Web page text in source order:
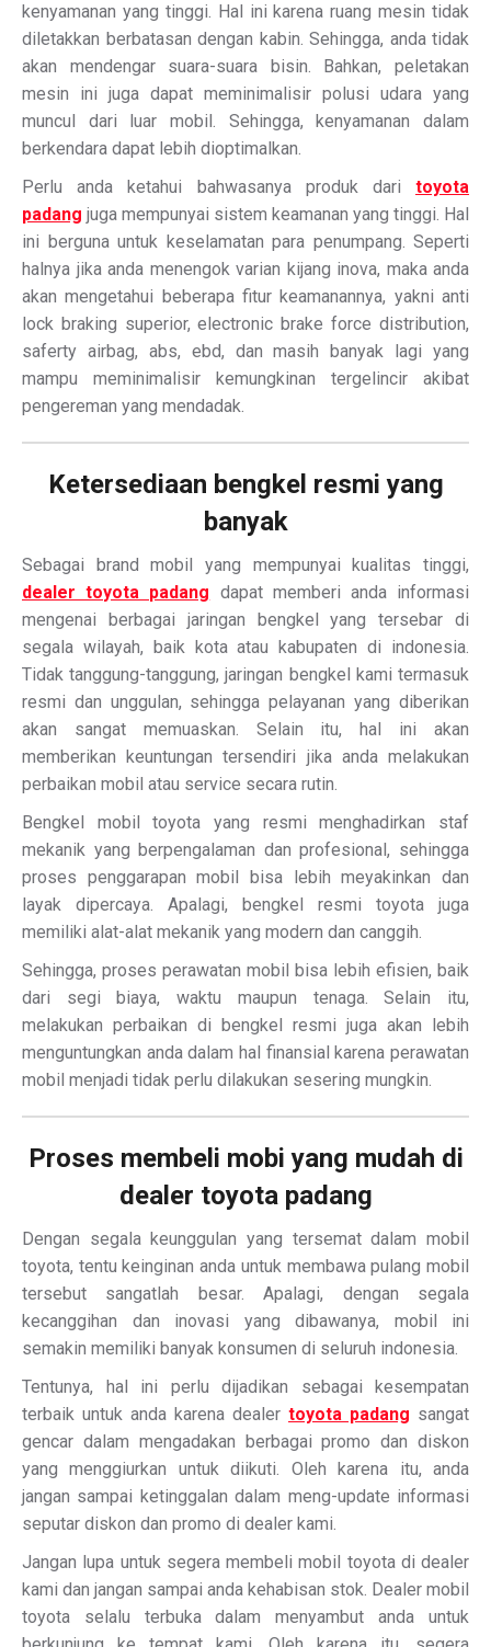
kenyamanan yang tinggi. Hal ini karena ruang mesin tidak
diletakkan berbatasan dengan kabin. Sehingga, anda tidak
akan mendengar suara-suara bisin. Bahkan, peletakan
mesin ini juga dapat meminimalisir polusi udara yang
muncul dari luar mobil. Sehingga, kenyamanan dalam
berkendara dapat lebih dioptimalkan.
Perlu anda ketahui bahwasanya produk dari toyota
padang juga mempunyai sistem keamanan yang tinggi. Hal
ini berguna untuk keselamatan para penumpang. Seperti
halnya jika anda menengok varian kijang inova, maka anda
akan mengetahui beberapa fitur keamanannya, yakni anti
lock braking superior, electronic brake force distribution,
saferty airbag, abs, ebd, dan masih banyak lagi yang
mampu meminimalisir kemungkinan tergelincir akibat
pengereman yang mendadak.
Ketersediaan bengkel resmi yang
banyak
Sebagai brand mobil yang mempunyai kualitas tinggi,
dealer toyota padang dapat memberi anda informasi
mengenai berbagai jaringan bengkel yang tersebar di
segala wilayah, baik kota atau kabupaten di indonesia.
Tidak tanggung-tanggung, jaringan bengkel kami termasuk
resmi dan unggulan, sehingga pelayanan yang diberikan
akan sangat memuaskan. Selain itu, hal ini akan
memberikan keuntungan tersendiri jika anda melakukan
perbaikan mobil atau service secara rutin.
Bengkel mobil toyota yang resmi menghadirkan staf
mekanik yang berpengalaman dan profesional, sehingga
proses penggarapan mobil bisa lebih meyakinkan dan
layak dipercaya. Apalagi, bengkel resmi toyota juga
memiliki alat-alat mekanik yang modern dan canggih.
Sehingga, proses perawatan mobil bisa lebih efisien, baik
dari segi biaya, waktu maupun tenaga. Selain itu,
melakukan perbaikan di bengkel resmi juga akan lebih
menguntungkan anda dalam hal finansial karena perawatan
mobil menjadi tidak perlu dilakukan sesering mungkin.
Proses membeli mobi yang mudah di
dealer toyota padang
Dengan segala keunggulan yang tersemat dalam mobil
toyota, tentu keinginan anda untuk membawa pulang mobil
tersebut sangatlah besar. Apalagi, dengan segala
kecanggihan dan inovasi yang dibawanya, mobil ini
semakin memiliki banyak konsumen di seluruh indonesia.
Tentunya, hal ini perlu dijadikan sebagai kesempatan
terbaik untuk anda karena dealer toyota padang sangat
gencar dalam mengadakan berbagai promo dan diskon
yang menggiurkan untuk diikuti. Oleh karena itu, anda
jangan sampai ketinggalan dalam meng-update informasi
seputar diskon dan promo di dealer kami.
Jangan lupa untuk segera membeli mobil toyota di dealer
kami dan jangan sampai anda kehabisan stok. Dealer mobil
toyota selalu terbuka dalam menyambut anda untuk